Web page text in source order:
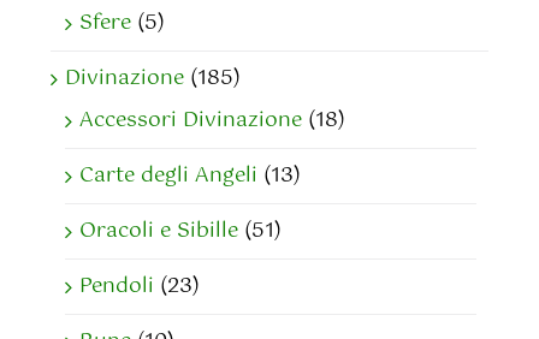
Sfere (5)
Divinazione (185)
Accessori Divinazione (18)
Carte degli Angeli (13)
Oracoli e Sibille (51)
Pendoli (23)